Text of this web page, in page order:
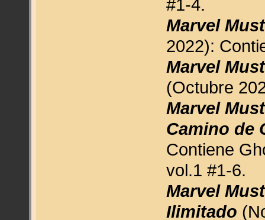
#1-4.
Marvel
2022):
Marvel
(Octubre
Marvel
Camino de
Contiene
vol.1 #1-6.
Marvel
Ilimitado